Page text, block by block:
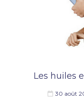
Les huiles
30 août